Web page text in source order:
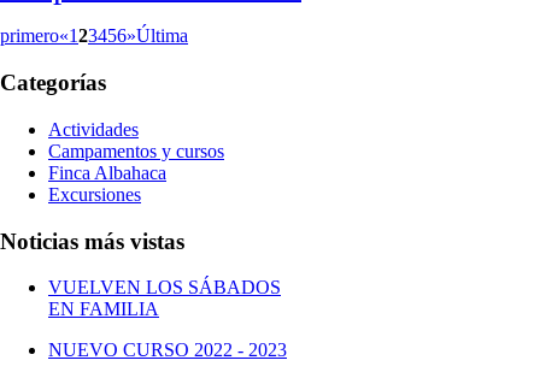
primero«123456»Última
Categorías
Actividades
Campamentos y cursos
Finca Albahaca
Excursiones
Noticias más vistas
VUELVEN LOS SÁBADOS
EN FAMILIA
NUEVO CURSO 2022 - 2023